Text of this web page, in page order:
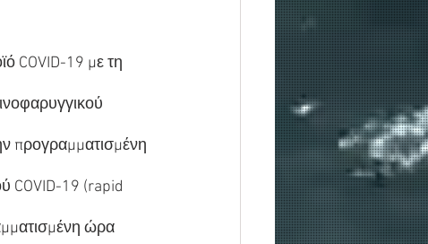
COVID-19 με τη
προγραμματισμένη
COVID-19 (rapid
ώρα